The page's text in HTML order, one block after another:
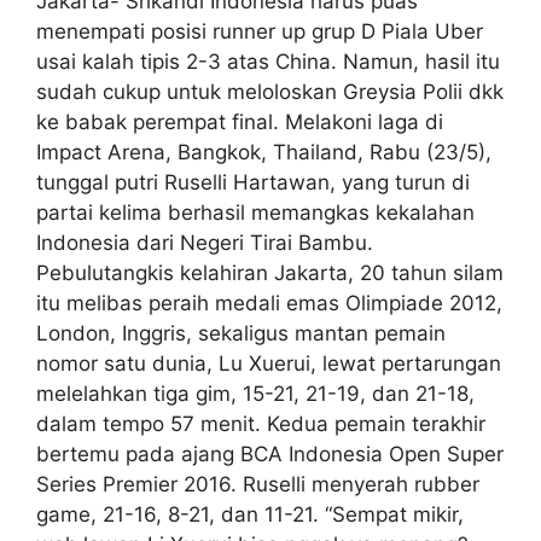
menempati posisi runner up grup D Piala Uber
usai kalah tipis 2-3 atas China. Namun, hasil itu
sudah cukup untuk meloloskan Greysia Polii dkk
ke babak perempat final. Melakoni laga di
Impact Arena, Bangkok, Thailand, Rabu (23/5),
tunggal putri Ruselli Hartawan, yang turun di
partai kelima berhasil memangkas kekalahan
Indonesia dari Negeri Tirai Bambu.
Pebulutangkis kelahiran Jakarta, 20 tahun silam
itu melibas peraih medali emas Olimpiade 2012,
London, Inggris, sekaligus mantan pemain
nomor satu dunia, Lu Xuerui, lewat pertarungan
melelahkan tiga gim, 15-21, 21-19, dan 21-18,
dalam tempo 57 menit. Kedua pemain terakhir
bertemu pada ajang BCA Indonesia Open Super
Series Premier 2016. Ruselli menyerah rubber
game, 21-16, 8-21, dan 11-21. “Sempat mikir,